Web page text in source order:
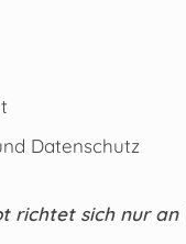
Datenschutz
richtet sich nur an